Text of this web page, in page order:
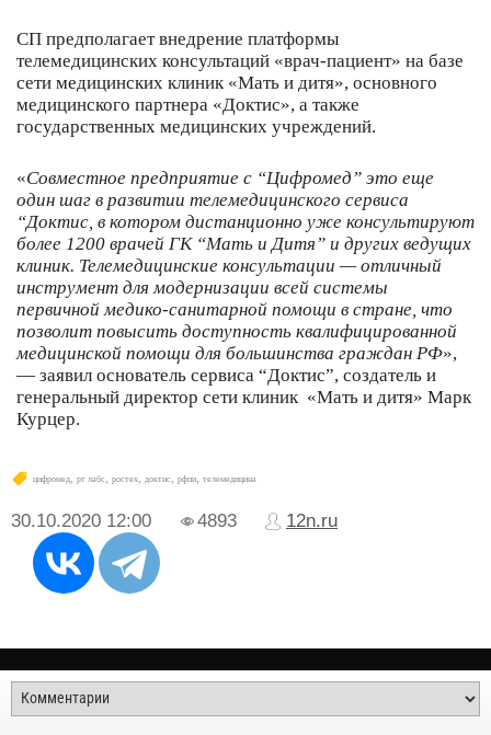
СП предполагает внедрение платформы
телемедицинских консультаций «врач-пациент» на базе
сети медицинских клиник «Мать и дитя», основного
медицинского партнера «Доктис», а также
государственных медицинских учреждений.
«Совместное предприятие с “Цифромед” это еще
один шаг в развитии телемедицинского сервиса
“Доктис, в котором дистанционно уже консультируют
более 1200 врачей ГК “Мать и Дитя” и других ведущих
клиник. Телемедицинские консультации — отличный
инструмент для модернизации всей системы
первичной медико-санитарной помощи в стране, что
позволит повысить доступность квалифицированной
медицинской помощи для большинства граждан РФ»,
— заявил основатель сервиса “Доктис”, создатель и
генеральный директор сети клиник «Мать и дитя» Марк
Курцер.
цифромед, рт лабс, ростех, доктис, рфпи, телемедицина
30.10.2020 12:00 4893 12n.ru